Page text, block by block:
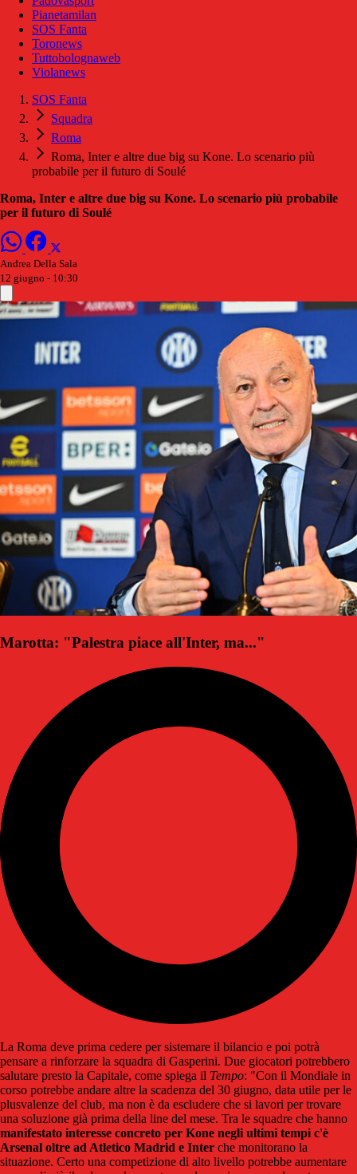
Pianetamilan
SOS Fanta
Toronews
Tuttobolognaweb
Violanews
SOS Fanta
Squadra
Roma
Roma, Inter e altre due big su Kone. Lo scenario più
probabile per il futuro di Soulé
Roma, Inter e altre due big su Kone. Lo scenario più probabile
per il futuro di Soulé
Andrea Della Sala
12 giugno - 10:30
Marotta: "Palestra piace all'Inter, ma..."
La Roma deve prima cedere per sistemare il bilancio e poi potrà
pensare a rinforzare la squadra di Gasperini. Due giocatori potrebbero
salutare presto la Capitale, come spiega il Tempo: "Con il Mondiale in
corso potrebbe andare altre la scadenza del 30 giugno, data utile per le
plusvalenze del club, ma non è da escludere che si lavori per trovare
una soluzione già prima della line del mese. Tra le squadre che hanno
manifestato interesse concreto per Kone negli ultimi tempi c'è
Arsenal oltre ad Atletico Madrid e Inter che monitorano la
situazione. Certo una competizione di alto livello potrebbe aumentare